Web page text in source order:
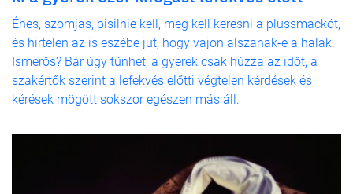
Éhes, szomjas, pisilnie kell, meg kell keresni a plüssmackót,
és hirtelen az is eszébe jut, hogy vajon alszanak-e a halak.
Ismerős? Bár úgy tűnhet, a gyerek csak húzza az időt, a
szakértők szerint a lefekvés előtti végtelen kérdések és
kérések mögött sokszor egészen más áll.